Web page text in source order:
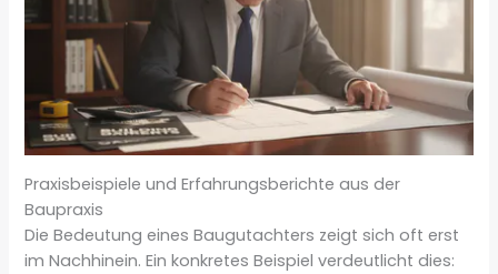
Praxisbeispiele und Erfahrungsberichte aus der
Baupraxis
Die Bedeutung eines Baugutachters zeigt sich oft erst
im Nachhinein. Ein konkretes Beispiel verdeutlicht dies: